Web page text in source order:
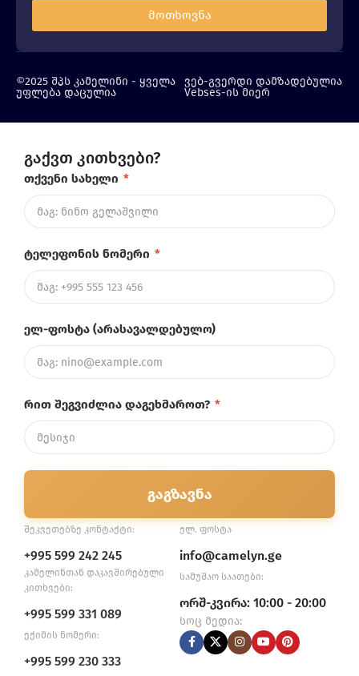
მოთხოვნა
©2025 შპს კამელინი - ყველა
უფლება დაცულია
ვებ-გვერდი დამზადებულია
Vebses-ის მიერ
გაქვთ კითხვები?
თქვენი სახელი *
ტელეფონის ნომერი *
ელ-ფოსტა (არასავალდებულო)
რით შეგვიძლია დაგეხმაროთ? *
გაგზავნა
შეკვეთებზე კონტაქტი:
+995 599 242 245
კამელინთან დაკავშირებული
კითხვები:
+995 599 331 089
ექიმის ნომერი:
+995 599 230 333
ელ. ფოსტა
info@camelyn.ge
სამუშაო საათები:
ორშ-კვირა: 10:00 - 20:00
სოც მედია: